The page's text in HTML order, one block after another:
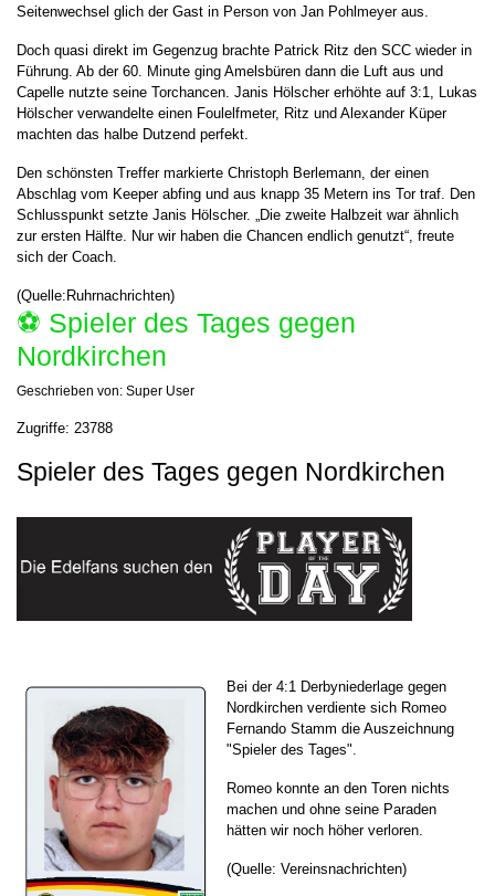
Seitenwechsel glich der Gast in Person von Jan Pohlmeyer aus.
Doch quasi direkt im Gegenzug brachte Patrick Ritz den SCC wieder in
Führung. Ab der 60. Minute ging Amelsbüren dann die Luft aus und
Capelle nutzte seine Torchancen. Janis Hölscher erhöhte auf 3:1, Lukas
Hölscher verwandelte einen Foulelfmeter, Ritz und Alexander Küper
machten das halbe Dutzend perfekt.
Den schönsten Treffer markierte Christoph Berlemann, der einen
Abschlag vom Keeper abfing und aus knapp 35 Metern ins Tor traf. Den
Schlusspunkt setzte Janis Hölscher. „Die zweite Halbzeit war ähnlich
zur ersten Hälfte. Nur wir haben die Chancen endlich genutzt“, freute
sich der Coach.
(Quelle:Ruhrnachrichten)
⚽️ Spieler des Tages gegen
Nordkirchen
Geschrieben von: Super User
Zugriffe: 23788
Spieler des Tages gegen Nordkirchen
Bei der 4:1 Derbyniederlage gegen
Nordkirchen verdiente sich Romeo
Fernando Stamm die Auszeichnung
"Spieler des Tages".
Romeo konnte an den Toren nichts
machen und ohne seine Paraden
hätten wir noch höher verloren.
(Quelle: Vereinsnachrichten)